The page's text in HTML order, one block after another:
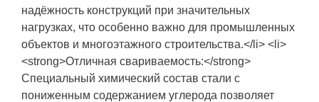
надёжность конструкций при значительных
нагрузках, что особенно важно для промышленных
объектов и многоэтажного строительства.</li> <li>
<strong>Отличная свариваемость:</strong>
Специальный химический состав стали с
пониженным содержанием углерода позволяет